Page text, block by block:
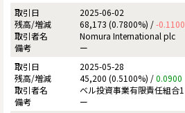
2025-06-02
68,173 (0.7800%) /-0.1100
Nomura International plc
ー
2025-05-28
45,200 (0.5100%) /0.0900
ベル投資事業有限責任組合1
ー